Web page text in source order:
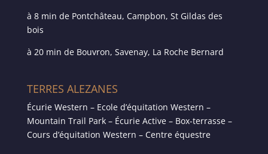
à 8 min de Pontchâteau, Campbon, St Gildas des
bois
à 20 min de Bouvron, Savenay, La Roche Bernard
TERRES ALEZANES
Écurie Western – Ecole d’équitation Western –
Mountain Trail Park – Écurie Active – Box-terrasse –
Cours d’équitation Western – Centre équestre